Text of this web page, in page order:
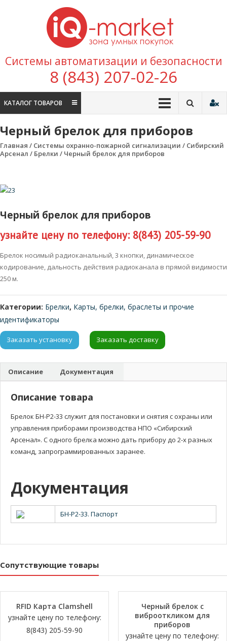
Перейти к содержимому
покупок
Системы автоматизации и безопасности
8 (843) 207-02-26
КАТАЛОГ ТОВАРОВ
Черный брелок для приборов
Главная / Системы охранно-пожарной сигнализации / Сибирский
Арсенал / Брелки / Черный брелок для приборов
Черный брелок для приборов
узнайте цену по телефону: 8(843) 205-59-90
Брелок носимый радиоканальный, 3 кнопки, динамическое
кодирование, дальность действия радиоканала в прямой видимости
250 м.
Категории: Брелки, Карты, брелки, браслеты и прочие
идентификаторы
Заказать установку Заказать доставку
Описание Документация
Описание товара
Брелок БН-Р2-33 служит для постановки и снятия с охраны или
управления приборами производства НПО «Сибирский
Арсенал». С одного брелка можно дать прибору до 2-х разных
команд, запрограммированных заранее.
Документация
БН-Р2-33. Паспорт
Сопутствующие товары
RFID Карта Clamshell
узнайте цену по телефону:
8(843) 205-59-90
Черный брелок с
виброоткликом для
приборов
узнайте цену по телефону: